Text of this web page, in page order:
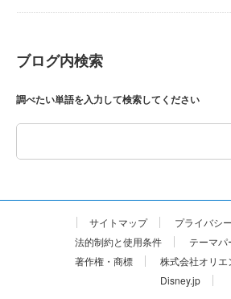
ブログ内検索
調べたい単語を入力して検索してください
サイトマップ
プライバシ
法的制約と使用条件
テーマパ
著作権・商標
株式会社オリエ
Disney.jp